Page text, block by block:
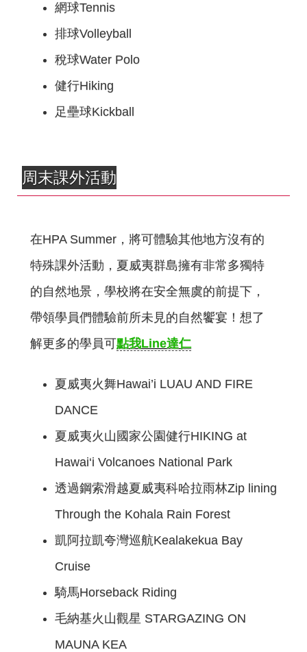
網球Tennis
排球Volleyball
稅球Water Polo
健行Hiking
足壘球Kickball
周末課外活動
在HPA Summer，將可體驗其他地方沒有的
特殊課外活動，夏威夷群島擁有非常多獨特
的自然地景，學校將在安全無虞的前提下，
帶領學員們體驗前所未見的自然饗宴！想了
解更多的學員可點我Line達仁
夏威夷火舞Hawai’i LUAU AND FIRE
DANCE
夏威夷火山國家公園健行HIKING at
Hawai‘i Volcanoes National Park
透過鋼索滑越夏威夷科哈拉雨林Zip lining
Through the Kohala Rain Forest
凱阿拉凱夸灣巡航Kealakekua Bay
Cruise
騎馬Horseback Riding
毛納基火山觀星 STARGAZING ON
MAUNA KEA